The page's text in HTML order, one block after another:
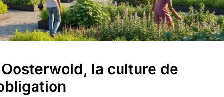
Oosterwold, la culture de